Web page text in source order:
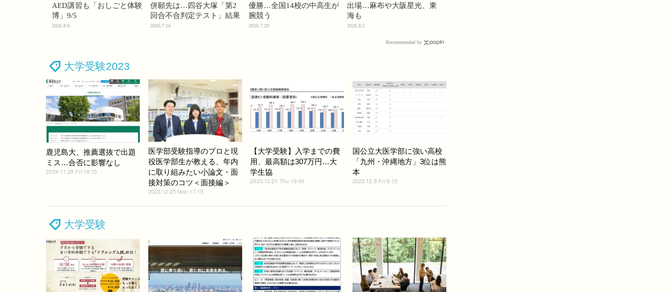
AED講習も「おしごと体験
博」9/5
2026.8.6
併願先は…四谷大塚「第2
回合不合判定テスト」結果
2026.7.16
優勝…全国14校の中高生が
腕競う
2026.7.29
出場…麻布や大阪星光、東
海も
2026.8.5
Recommended by
大学受験2023
鹿児島大、推薦選抜で出題
ミス…合否に影響なし
2024.11.29 Fri 19:15
医学部受験指導のプロと現
役医学部生が教える、年内
に取り組みたい小論文・面
接対策のコツ＜面接編＞
2023.12.25 Mon 17:15
【大学受験】入学までの費
用、最高額は307万円…大
学生協
2023.12.21 Thu 19:45
国公立大医学部に強い高校
「九州・沖縄地方」3位は熊
本
2023.12.8 Fri 9:15
大学受験